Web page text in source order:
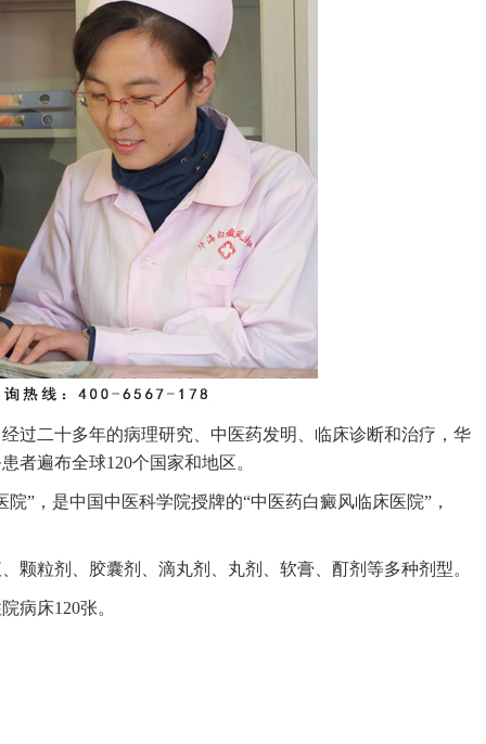
过二十多年的病理研究、中医药发明、临床诊断和治疗，华
者遍布全球120个国家和地区。
”，是中国中医科学院授牌的“中医药白癜风临床医院”，
颗粒剂、胶囊剂、滴丸剂、丸剂、软膏、酊剂等多种剂型。
病床120张。